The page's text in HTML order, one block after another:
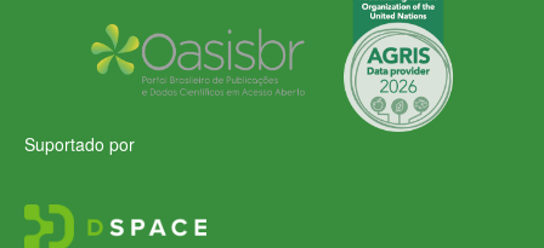
Suportado por